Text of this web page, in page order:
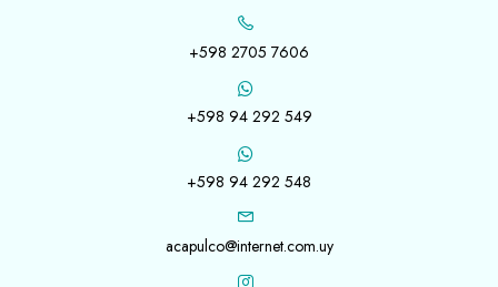
+598 2705 7606
+598 94 292 549
+598 94 292 548
acapulco@internet.com.uy